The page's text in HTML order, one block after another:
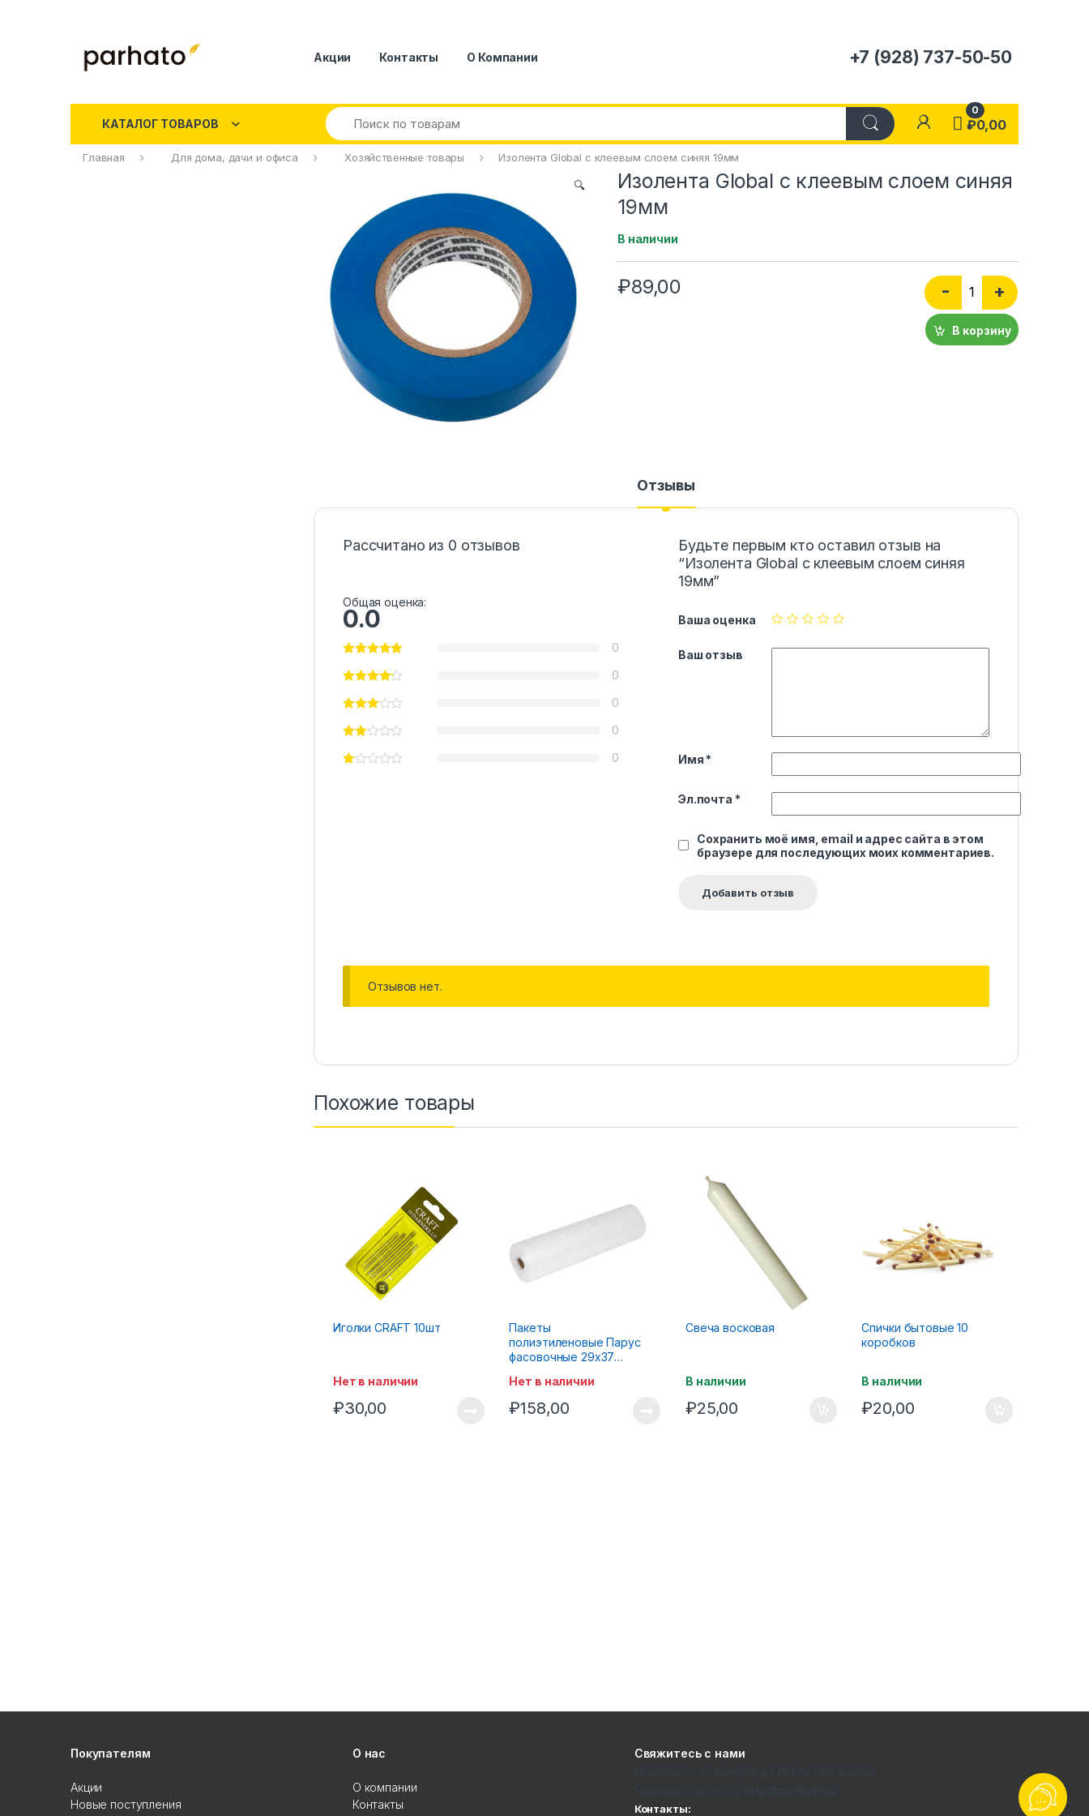
Акции Контакты О Компании +7 (928) 737-50-50
КАТАЛОГ ТОВАРОВ
0
₽0,00
Главная Для дома, дачи и офиса Хозяйственные товары Изолента Global с клеевым слоем синяя 19мм
🔍
Изолента Global с клеевым слоем синяя
19мм
В наличии
₽89,00 -
Количество Изолента
+
В корзину
Отзывы
Рассчитано из 0 отзывов
Общая оценка:
0.0
0
0
0
0
0
Будьте первым кто оставил отзыв на
“Изолента Global с клеевым слоем синяя
19мм”
Ваша оценка
Ваш отзыв
Имя *
Эл.почта *
Сохранить моё имя, email и адрес сайта в этом
браузере для последующих моих комментариев.
Отзывов нет.
Похожие товары
Иголки CRAFT 10шт
Нет в наличии
₽30,00
Пакеты
полиэтиленовые Парус
фасовочные 29х37
Нет в наличии
₽158,00
Свеча восковая
В наличии
₽25,00
Спички бытовые 10
коробков
В наличии
₽20,00
Покупателям
Акции
Новые поступления
О нас
О компании
Контакты
Свяжитесь с нами
Контакты: